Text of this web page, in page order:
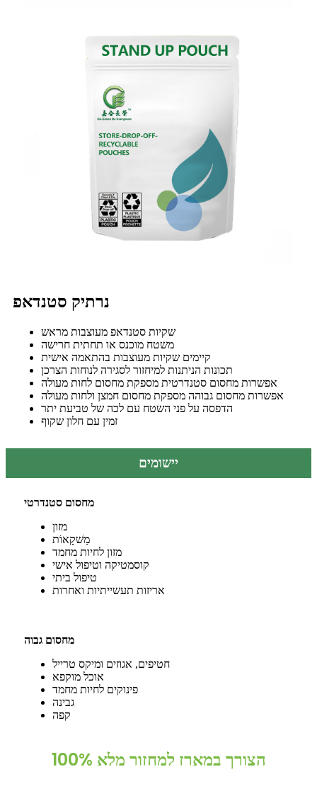
נרתיק סטנדאפ
שקיות סטנדאפ מעוצבות מראש
משטח מוכנס או תחתית חרישה
קיימים שקיות מעוצבות בהתאמה אישית
תכונות הניתנות למיחזור לסגירה לנוחות הצרכן
אפשרות מחסום סטנדרטית מספקת מחסום לחות מעולה
אפשרות מחסום גבוהה מספקת מחסום חמצן ולחות מעולה
הדפסה על פני השטח עם לכה של טביעת יתר
זמין עם חלון שקוף
יישומים
מחסום סטנדרטי
מזון
מַשׁקָאוֹת
מזון לחיות מחמד
קוסמטיקה וטיפול אישי
טיפול ביתי
אריזות תעשייתיות ואחרות
מחסום גבוה
חטיפים, אגוזים ומיקס טרייל
אוכל מוקפא
פינוקים לחיות מחמד
גבינה
קפה
הצורך במארז למחזור מלא 100%